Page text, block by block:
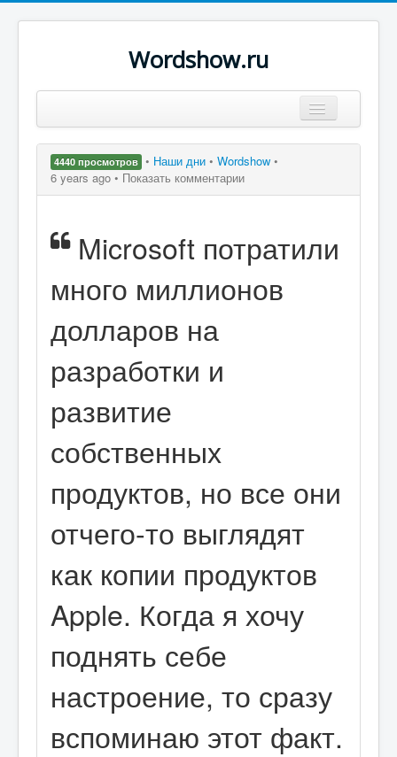
Wordshow.ru
Популярные цитаты
Поиск
4440 просмотров • Наши дни • Wordshow •
6 years ago • Показать комментарии
Microsoft потратили
много миллионов
долларов на
разработки и
развитие
собственных
продуктов, но все они
отчего-то выглядят
как копии продуктов
Apple. Когда я хочу
поднять себе
настроение, то сразу
вспоминаю этот факт.